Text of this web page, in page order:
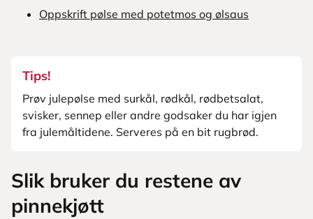
Oppskrift pølse med potetmos og ølsaus
Tips!
Prøv julepølse med surkål, rødkål, rødbetsalat,
svisker, sennep eller andre godsaker du har igjen
fra julemåltidene. Serveres på en bit rugbrød.
Slik bruker du restene av
pinnekjøtt